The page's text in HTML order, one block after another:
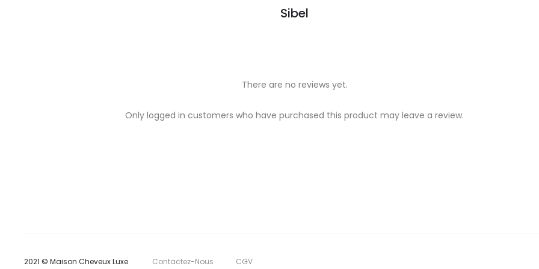
Sibel
R
There are no reviews yet.
Only logged in customers who have purchased this product may leave a review.
2021 © Maison Cheveux Luxe Contactez-Nous CGV